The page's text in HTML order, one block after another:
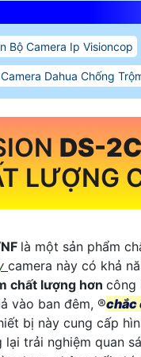
Bộ Camera Ip Visioncop
Dahua Chống
DS-
LƯỢNG
là một sản phẩm
camera này có khả
chất lượng hơn công
vào ban đêm, ®️chắc
bị này cung cấp
lại trải nghiệm quan